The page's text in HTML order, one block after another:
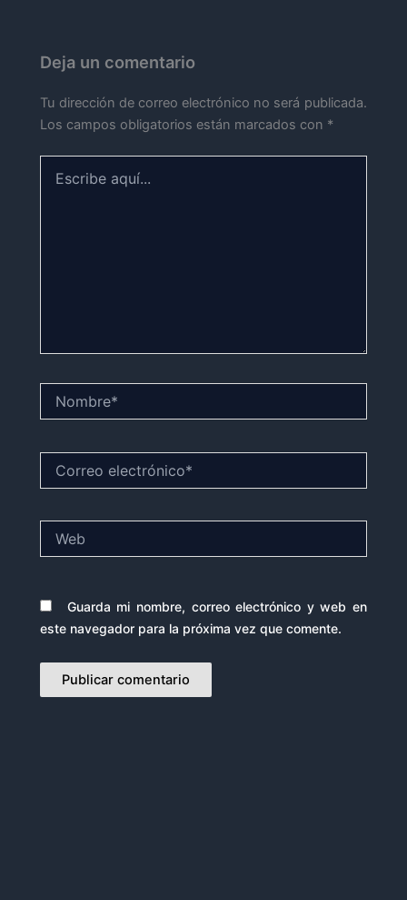
Deja un comentario
Tu dirección de correo electrónico no será publicada.
Los campos obligatorios están marcados con *
aquí...
electrónico*
Guarda mi nombre, correo electrónico y web en
este navegador para la próxima vez que comente.